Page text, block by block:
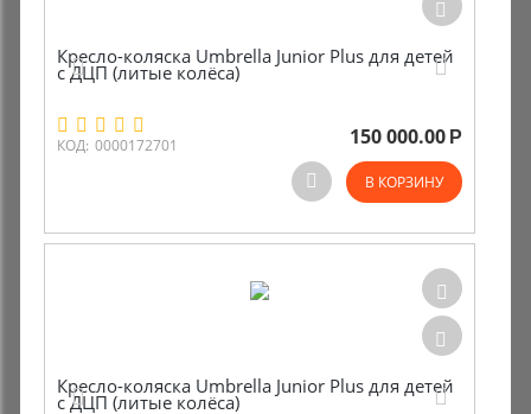
Кресло-коляска Umbrella Junior Plus для детей
с ДЦП (литые колёса)
КОД: 0000172701 150 000.00 Р
В КОРЗИНУ
Кресло-коляска Umbrella Junior Plus для детей
с ДЦП (литые колёса)